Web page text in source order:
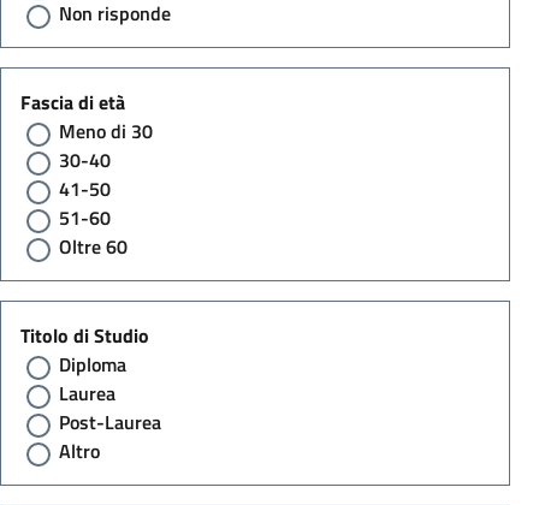
Non risponde
Fascia di età
Meno di 30
30-40
41-50
51-60
Oltre 60
Titolo di Studio
Diploma
Laurea
Post-Laurea
Altro